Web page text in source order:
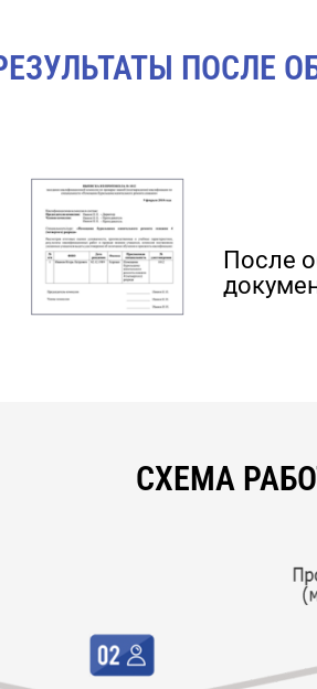
ПОСЛЕ
После
СХЕМА